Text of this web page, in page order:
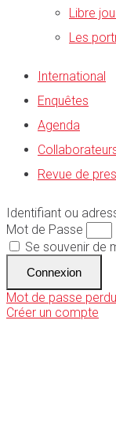
Libre
Les
International
Enquêtes
Agenda
Revue de
Identifiant ou
Mot de Passe
Se souvenir de
Connexion
Mot de passe
Créer un compte